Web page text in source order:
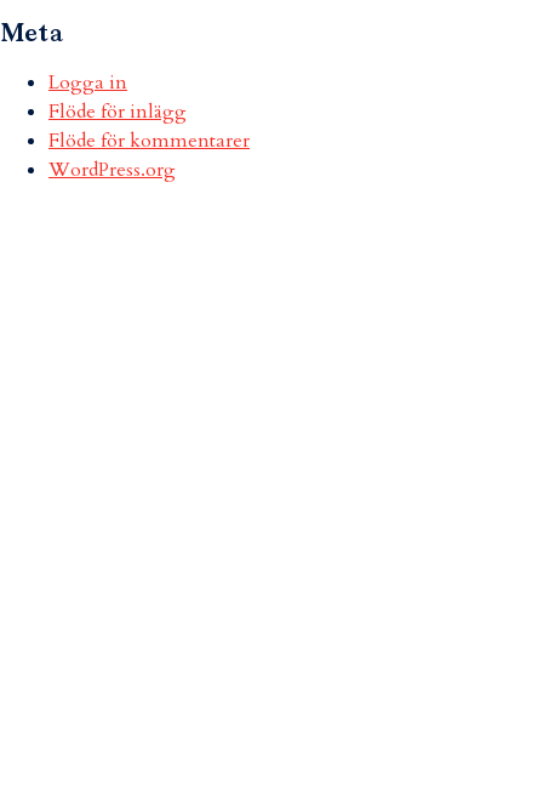
Meta
Logga in
Flöde för inlägg
Flöde för kommentarer
WordPress.org